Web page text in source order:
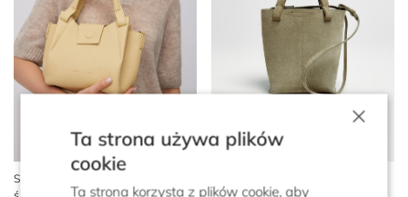
Skórzana żółta torebka o
×
Ta strona używa plików
cookie
Ta strona korzysta z plików cookie, aby